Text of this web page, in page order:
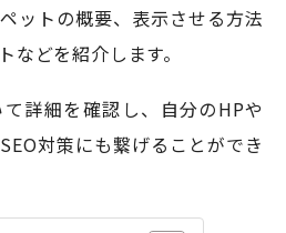
ットの概要、表示させる方法
などを紹介します。
詳細を確認し、自分のHPや
対策にも繋げることができ